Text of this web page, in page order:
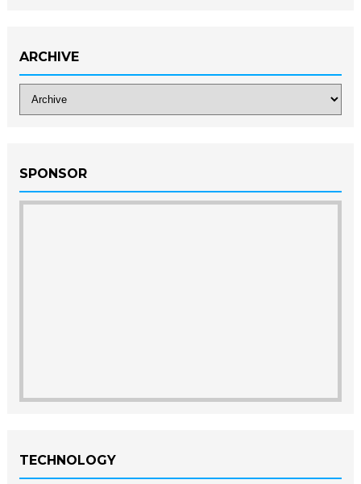
ARCHIVE
SPONSOR
TECHNOLOGY